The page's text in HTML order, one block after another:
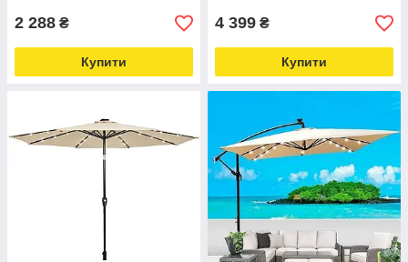
2 288 ₴
Купити
4 399 ₴
Купити